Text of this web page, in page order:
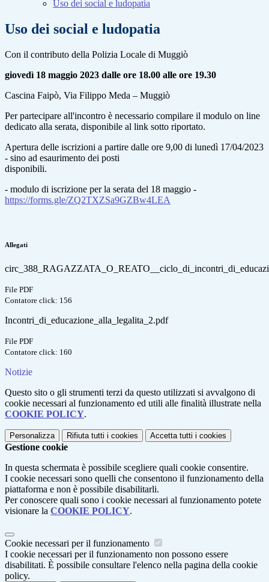
Uso dei social e ludopatia
Uso dei social e ludopatia
Con il contributo della Polizia Locale di Muggiò
giovedì 18 maggio 2023 dalle ore 18.00 alle ore 19.30
Cascina Faipò, Via Filippo Meda – Muggiò
Per partecipare all'incontro è necessario compilare il modulo on line
dedicato alla serata, disponibile al link sotto riportato.
Apertura delle iscrizioni a partire dalle ore 9,00 di lunedì 17/04/2023
- sino ad esaurimento dei posti
disponibili.
- modulo di iscrizione per la serata del 18 maggio -
https://forms.gle/ZQ2TXZSa9GZBw4LEA
Allegati
File PDF
Contatore click: 156
Incontri_di_educazione_alla_legalita_2.pdf
File PDF
Contatore click: 160
Notizie
Questo sito o gli strumenti terzi da questo utilizzati si avvalgono di
cookie necessari al funzionamento ed utili alle finalità illustrate nella
COOKIE POLICY.
Personalizza Rifiuta tutti i cookies Accetta tutti i cookies
Gestione cookie
In questa schermata è possibile scegliere quali cookie consentire.
I cookie necessari sono quelli che consentono il funzionamento della
piattaforma e non è possibile disabilitarli.
Per conoscere quali sono i cookie necessari al funzionamento potete
visionare la COOKIE POLICY.
Cookie necessari per il funzionamento
I cookie necessari per il funzionamento non possono essere
disabilitati. È possibile consultare l'elenco nella pagina della cookie
policy.